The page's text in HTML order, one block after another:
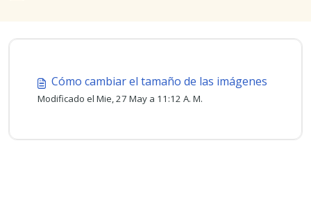
Cómo cambiar el tamaño de las imágenes
Modificado el Mie, 27 May a 11:12 A. M.